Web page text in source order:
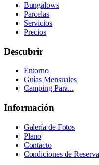
Bungalows
Parcelas
Servicios
Precios
Descubrir
Entorno
Guías Mensuales
Camping Para...
Información
Galería de Fotos
Plano
Contacto
Condiciones de Reserva